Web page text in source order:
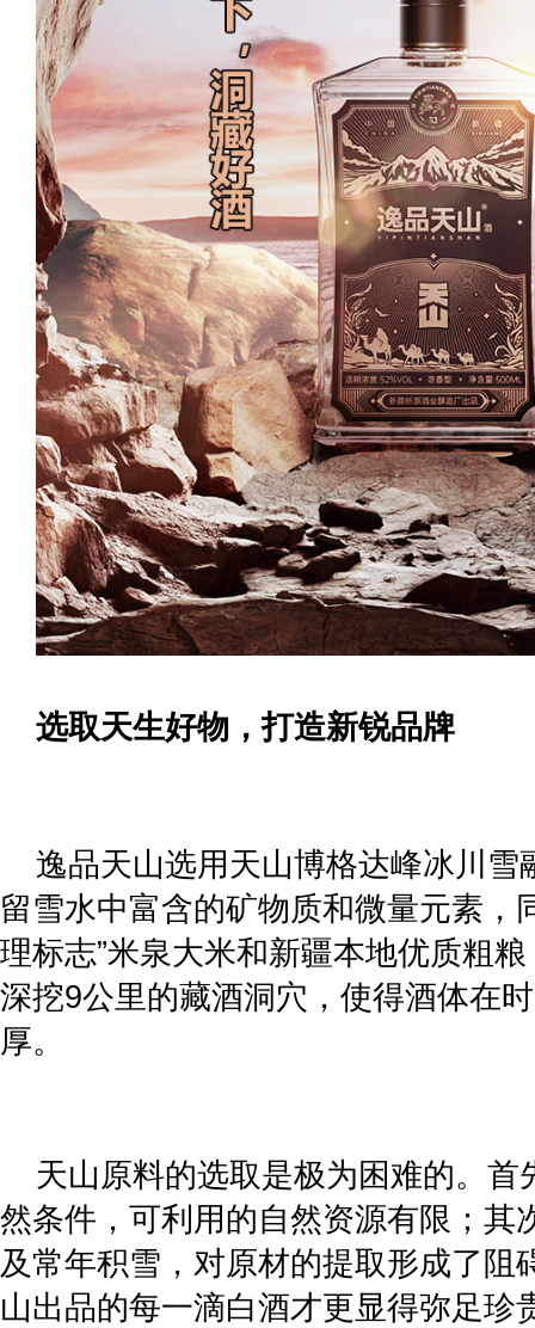
选取天生好物，打造新锐品牌
逸品天山选用天山博格达峰冰川雪
留雪水中富含的矿物质和微量元素，
理标志”米泉大米和新疆本地优质粗
深挖9公里的藏酒洞穴，使得酒体在
厚。
天山原料的选取是极为困难的。首
然条件，可利用的自然资源有限；其
及常年积雪，对原材的提取形成了阻
山出品的每一滴白酒才更显得弥足珍